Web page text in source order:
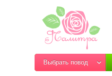
Выбрать повод